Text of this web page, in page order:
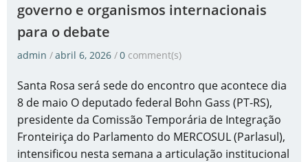
governo e organismos internacionais
para o debate
admin /abril 6, 2026 /0 comment(s)
Santa Rosa será sede do encontro que acontece dia
8 de maio O deputado federal Bohn Gass (PT-RS),
presidente da Comissão Temporária de Integração
Fronteiriça do Parlamento do MERCOSUL (Parlasul),
intensificou nesta semana a articulação institucional